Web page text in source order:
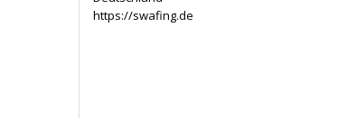
https://swafing.de